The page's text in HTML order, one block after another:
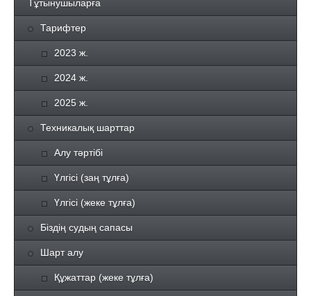
Тұтынушыларға
Тарифтер
2023 ж.
2024 ж.
2025 ж.
Техникалық шарттар
Алу тәртібі
Үлгісі (заң тұлға)
Үлгісі (жеке тұлға)
Біздің судың сапасы
Шарт алу
Құжаттар (жеке тұлға)